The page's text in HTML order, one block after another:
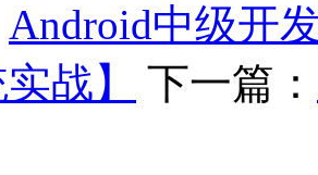
Android中级开
战】
下一篇：